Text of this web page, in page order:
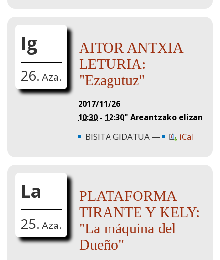
Ig
26. Aza.
AITOR ANTXIA
LETURIA:
"Ezagutuz"
2017/11/26
10:30 - 12:30" Areantzako elizan
BISITA GIDATUA iCal
La
25. Aza.
PLATAFORMA
TIRANTE Y KELY:
"La máquina del
Dueño"